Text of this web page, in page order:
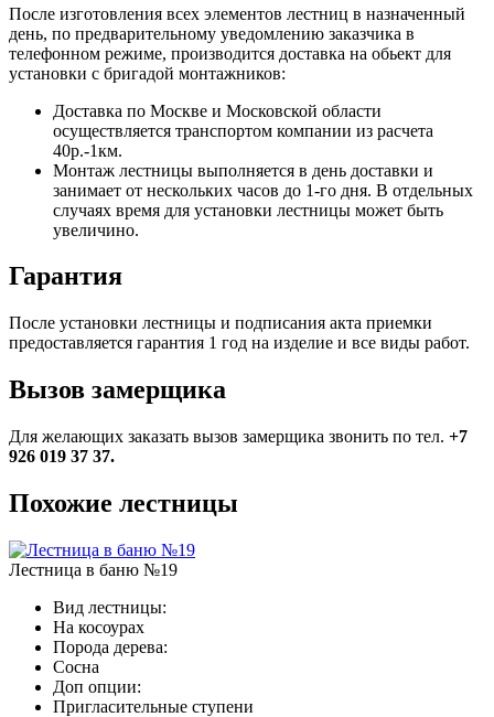
После изготовления всех элементов лестниц в назначенный
день, по предварительному уведомлению заказчика в
телефонном режиме, производится доставка на обьект для
установки с бригадой монтажников:
Доставка по Москве и Московской области
осуществляется транспортом компании из расчета
40р.-1км.
Монтаж лестницы выполняется в день доставки и
занимает от нескольких часов до 1-го дня. В отдельных
случаях время для установки лестницы может быть
увеличино.
Гарантия
После установки лестницы и подписания акта приемки
предоставляется гарантия 1 год на изделие и все виды работ.
Вызов замерщика
Для желающих заказать вызов замерщика звонить по тел. +7
926 019 37 37.
Похожие лестницы
Лестница в баню №19
Вид лестницы:
На косоурах
Порода дерева:
Сосна
Доп опции:
Пригласительные ступени